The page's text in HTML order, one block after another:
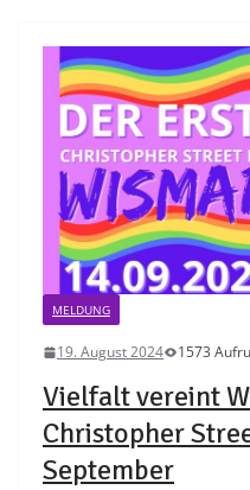
MELDUNG
19. August 2024 1573
Vielfalt vereint
Christopher
September